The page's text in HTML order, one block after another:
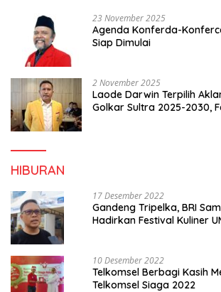
23 November 2025
Agenda Konferda-
Siap Dimulai
2 November 2025
Laode Darwin Terpilih
Golkar Sultra 2025-2030,
HIBURAN
17 Desember 2022
Gandeng Tripelka, BRI
Hadirkan Festival Kuliner
10 Desember 2022
Telkomsel Berbagi Kasih
Telkomsel Siaga 2022